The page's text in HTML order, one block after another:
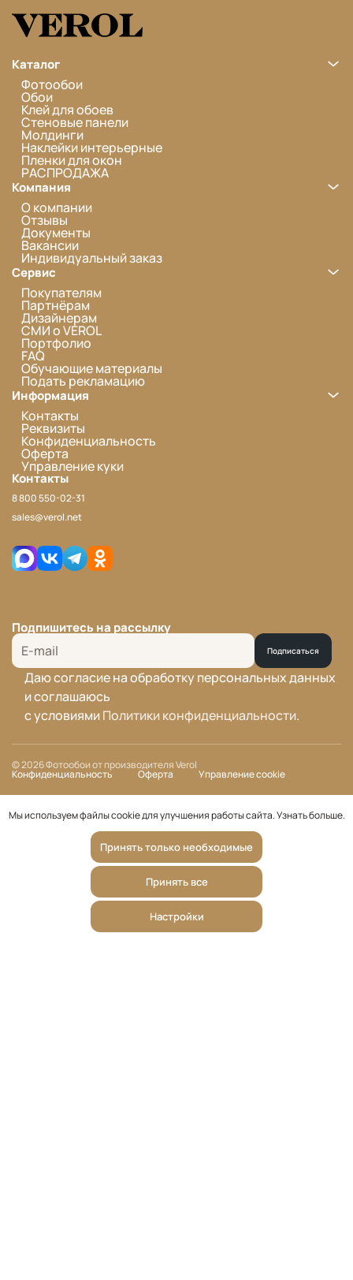
Каталог
Фотообои
Обои
Клей для обоев
Стеновые панели
Молдинги
Наклейки интерьерные
Пленки для окон
РАСПРОДАЖА
Компания
О компании
Отзывы
Документы
Вакансии
Индивидуальный заказ
Сервис
Покупателям
Партнёрам
Дизайнерам
СМИ о VEROL
Портфолио
FAQ
Обучающие материалы
Подать рекламацию
Информация
Контакты
Реквизиты
Конфиденциальность
Оферта
Управление куки
Контакты
8 800 550-02-31
sales@verol.net
Подпишитесь на рассылку
Подписаться
Даю согласие на обработку персональных данных
и соглашаюсь
с условиямиПолитики конфиденциальности.
© 2026 Фотообои от производителя Verol
Конфиденциальность Оферта Управление cookie
Мы используем файлы cookie для улучшения работы сайта.Узнать больше.
Принять только необходимые
Принять все
Настройки